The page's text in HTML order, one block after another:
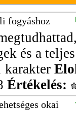
fogyáshoz
és a
karakter
Értékelés:
okai